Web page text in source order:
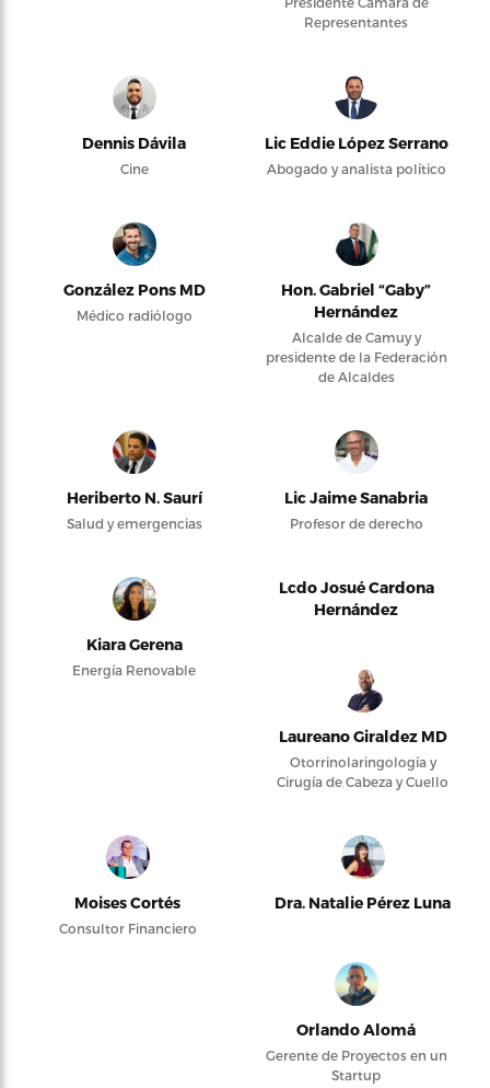
Representantes
Dennis Dávila
Cine
Lic Eddie López Serrano
Abogado y analista político
González Pons MD
Médico radiólogo
Hon. Gabriel “Gaby”
Hernández
Alcalde de Camuy y
presidente de la Federación
de Alcaldes
Heriberto N. Saurí
Salud y emergencias
Lic Jaime Sanabria
Profesor de derecho
Kiara Gerena
Energía Renovable
Lcdo Josué Cardona
Hernández
Laureano Giraldez MD
Otorrinolaringología y
Cirugía de Cabeza y Cuello
Moises Cortés
Consultor Financiero
Dra. Natalie Pérez Luna
Orlando Alomá
Gerente de Proyectos en un
Startup